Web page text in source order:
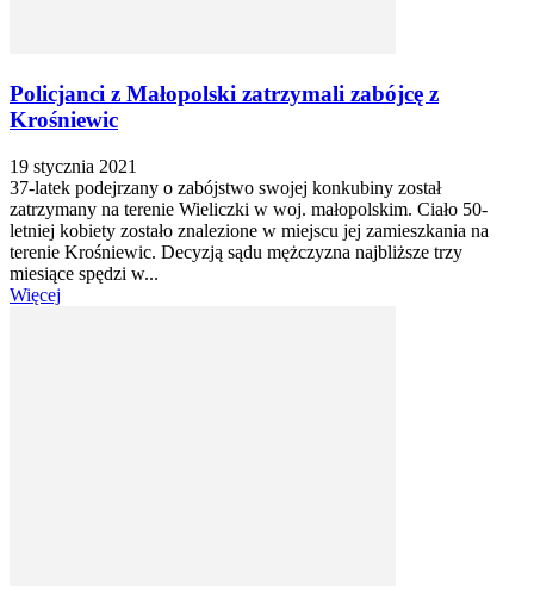
Policjanci z Małopolski zatrzymali zabójcę z
Krośniewic
19 stycznia 2021
37-latek podejrzany o zabójstwo swojej konkubiny został
zatrzymany na terenie Wieliczki w woj. małopolskim. Ciało 50-
letniej kobiety zostało znalezione w miejscu jej zamieszkania na
terenie Krośniewic. Decyzją sądu mężczyzna najbliższe trzy
miesiące spędzi w...
Więcej